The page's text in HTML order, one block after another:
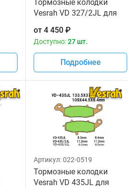
Тормозные колодки
Vesrah VD 327/2JL для
от 4 450 ₽
Доступно:27 шт.
Подробнее
Артикул:022-0519
Тормозные колодки
Vesrah VD 435JL для